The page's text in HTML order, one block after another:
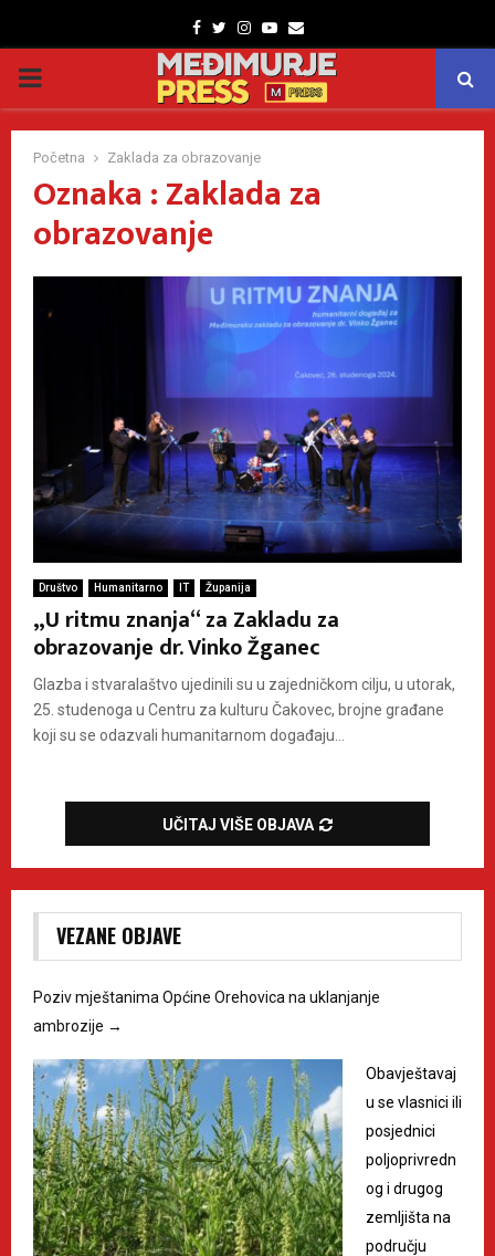
Facebook
TwitterInstagram
Youtube
Email
PRIMARY
MENU
Početna Zaklada za obrazovanje
Oznaka : Zaklada za
obrazovanje
Društvo Humanitarno IT Županija
„U ritmu znanja“ za Zakladu za
obrazovanje dr. Vinko Žganec
Glazba i stvaralaštvo ujedinili su u zajedničkom cilju, u utorak,
25. studenoga u Centru za kulturu Čakovec, brojne građane
koji su se odazvali humanitarnom događaju...
UČITAJ VIŠE OBJAVA
VEZANE OBJAVE
Poziv mještanima Općine Orehovica na uklanjanje
ambrozije →
Obavještavaj
u se vlasnici ili
posjednici
poljoprivredn
og i drugog
zemljišta na
području